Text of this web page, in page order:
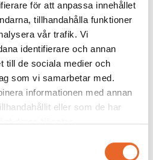
för att anpassa innehållet
tillhandahålla funktioner
vår trafik. Vi
identifierare och annan
till de sociala medier och
som vi samarbetar med.
informationen med annan
eller som de har
deras tjänster.